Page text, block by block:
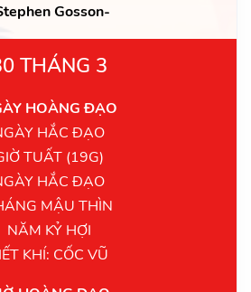
Gosson-
THÁNG 3
HOÀNG ĐẠO
HẮC ĐẠO
TUẤT (19G)
HẮC ĐẠO
MẬU THÌN
NĂM KỶ HỢI
KHÍ: CỐC VŨ